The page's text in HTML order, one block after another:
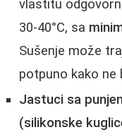
vlastitu
30-40°C, sa
Sušenje može
potpuno kako ne
Jastuci sa
(silikonske